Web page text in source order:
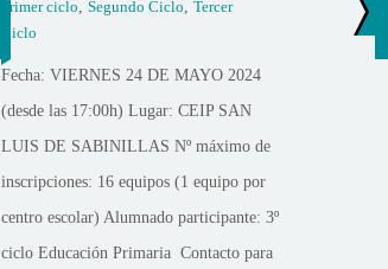
Primer ciclo,Segundo Ciclo,Tercer
Ciclo
Fecha: VIERNES 24 DE MAYO 2024
(desde las 17:00h) Lugar: CEIP SAN
LUIS DE SABINILLAS Nº máximo de
inscripciones: 16 equipos (1 equipo por
centro escolar) Alumnado participante: 3º
ciclo Educación Primaria Contacto para